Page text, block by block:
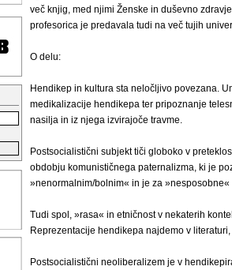
več knjig, med njimi Ženske in duševno
profesorica je predavala tudi na več tujih
O delu:
Hendikep in kultura sta neločljivo povezana.
medikalizacije hendikepa ter pripoznanje
nasilja in iz njega izvirajoče travme.
Postsocialistični subjekt tiči globoko v
obdobju komunističnega paternalizma, ki je
»nenormalnim/bolnim« in je za
Tudi spol, »rasa« in etničnost v nekaterih
Reprezentacije hendikepa najdemo v
Postsocialistični neoliberalizem je v